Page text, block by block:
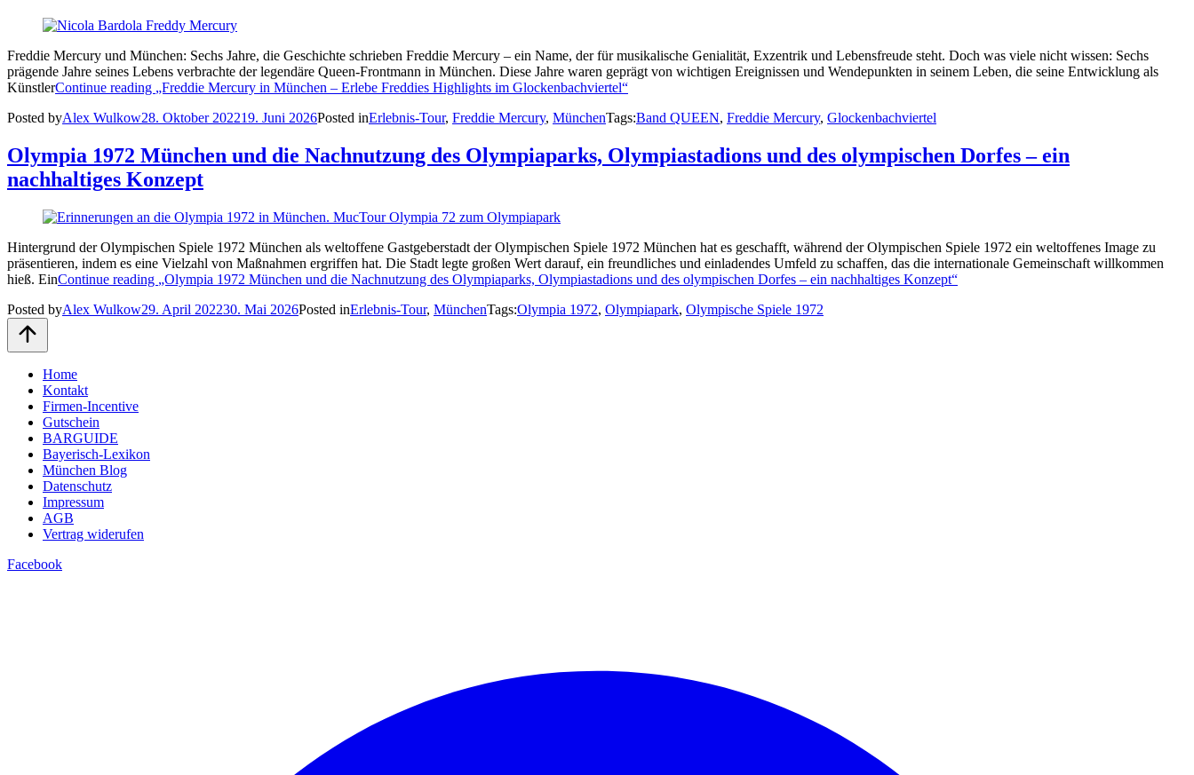
Freddie Mercury und München: Sechs Jahre, die Geschichte schrieben Freddie Mercury – ein Name, der für musikalische Genialität, Exzentrik und Lebensfreude steht. Doch was viele nicht wissen: Sechs
prägende Jahre seines Lebens verbrachte der legendäre Queen-Frontmann in München. Diese Jahre waren geprägt von wichtigen Ereignissen und Wendepunkten in seinem Leben, die seine Entwicklung als
KünstlerContinue reading „Freddie Mercury in München – Erlebe Freddies Highlights im Glockenbachviertel“
Posted byAlex Wulkow28. Oktober 202219. Juni 2026Posted inErlebnis-Tour, Freddie Mercury, MünchenTags:Band QUEEN, Freddie Mercury, Glockenbachviertel
Olympia 1972 München und die Nachnutzung des Olympiaparks, Olympiastadions und des olympischen Dorfes – ein
nachhaltiges Konzept
Hintergrund der Olympischen Spiele 1972 München als weltoffene Gastgeberstadt der Olympischen Spiele 1972 München hat es geschafft, während der Olympischen Spiele 1972 ein weltoffenes Image zu
präsentieren, indem es eine Vielzahl von Maßnahmen ergriffen hat. Die Stadt legte großen Wert darauf, ein freundliches und einladendes Umfeld zu schaffen, das die internationale Gemeinschaft willkommen
hieß. EinContinue reading „Olympia 1972 München und die Nachnutzung des Olympiaparks, Olympiastadions und des olympischen Dorfes – ein nachhaltiges Konzept“
Posted byAlex Wulkow29. April 202230. Mai 2026Posted inErlebnis-Tour, MünchenTags:Olympia 1972, Olympiapark, Olympische Spiele 1972
Home
Kontakt
Firmen-Incentive
Gutschein
BARGUIDE
Bayerisch-Lexikon
München Blog
Datenschutz­
Impressum
AGB
Vertrag widerufen
Facebook